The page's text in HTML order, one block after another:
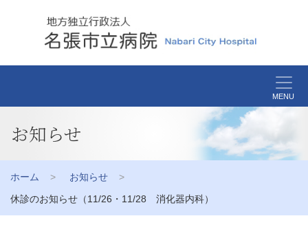
MENU
お知らせ
ホーム
お知らせ
休診のお知らせ（11/26・11/28 消化器内科）